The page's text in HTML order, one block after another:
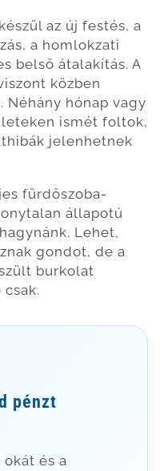
az új festés, a
a homlokzati
belső átalakítás. A
közben
hónap vagy
ismét foltok,
jelenhetnek
fürdőszoba-
állapotú
Lehet,
gondot, de a
burkolat
pénzt
okát és a